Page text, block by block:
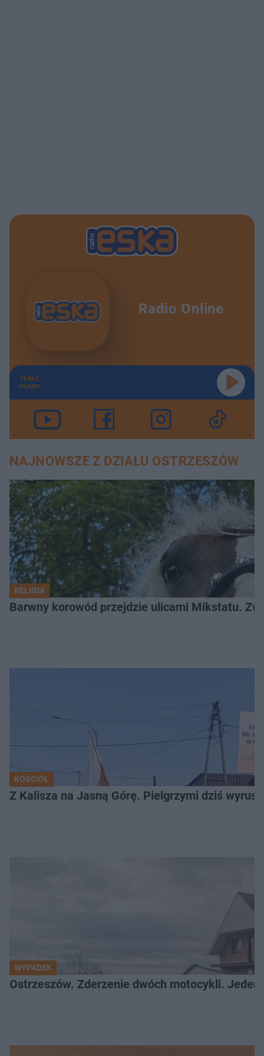
Radio Online
TERAZ
GRAMY
NAJNOWSZE Z DZIAŁU OSTRZESZÓW
RELIGIA
Barwny korowód przejdzie ulicami Mikstatu.
KOŚCIÓŁ
Z Kalisza na Jasną Górę. Pielgrzymi dziś
WYPADEK
Ostrzeszów. Zderzenie dwóch motocykli.